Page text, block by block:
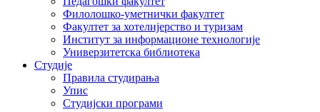
Филолошко-уметнички факултет
Факултет за хотелијерство и туризам
Институт за информационе технологије
Универзитетска библиотека
Студије
Правила студирања
Упис
Студијски програми